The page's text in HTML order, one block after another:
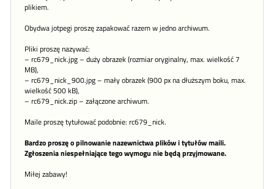
plikiem.
Obydwa jotpegi proszę zapakować razem w jedno archiwum.
Pliki proszę nazywać:
– rc679_nick.jpg – duży obrazek (rozmiar oryginalny, max. wielkość 7
MB),
– rc679_nick_900.jpg – mały obrazek (900 px na dłuższym boku, max.
wielkość 500 kB),
– rc679_nick.zip – załączone archiwum.
Maile proszę tytułować podobnie: rc679_nick.
Bardzo proszę o pilnowanie nazewnictwa plików i tytułów maili.
Zgłoszenia niespełniające tego wymogu nie będą przyjmowane.
Miłej zabawy!